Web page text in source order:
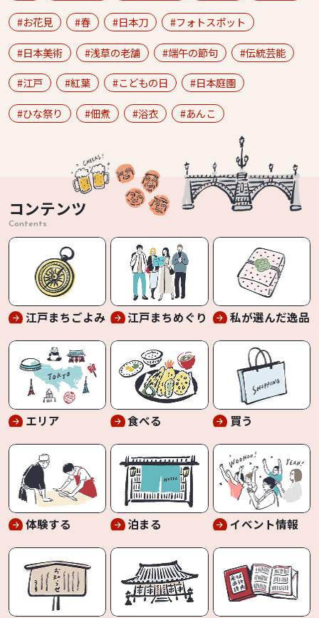
お花見 春 日本刀 フォトスポット
日本美術 浅草の老舗 端午の節句 伝統芸能
江戸 紅葉 こどもの日 日本庭園
ひな祭り 佃煮 浴衣 あんこ
コンテンツ
Contents
江戸まちごよみ 江戸まちめぐり 私が選んだ逸品
エリア 食べる 買う
体験する 泊まる イベント情報